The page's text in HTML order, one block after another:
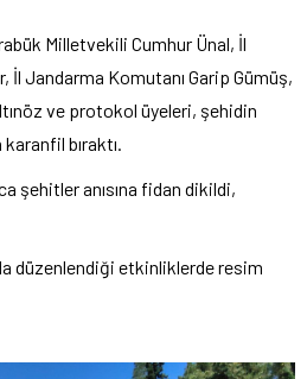
Milletvekili Cumhur Ünal, İl
İl Jandarma Komutanı Garip Gümüş,
ve protokol üyeleri, şehidin
bıraktı.
şehitler anısına fidan dikildi,
düzenlendiği etkinliklerde resim